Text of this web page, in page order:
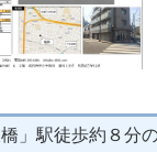
」駅徒歩約８分